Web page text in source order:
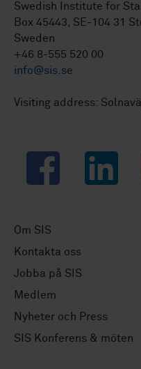
Swedish Institute for
Box 45443, SE-104 31
Sweden
+46 8-555 520 00
info@sis.se
Visiting address:
Facebook LinkedIn
Om SIS
Kontakta oss
Jobba på SIS
Medlem
Nyheter och Press
SIS Konferens & möten